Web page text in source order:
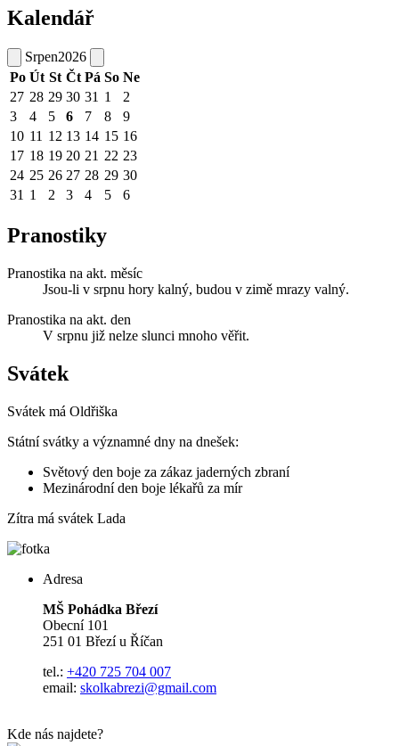
Kalendář
Srpen2026
Po Út St Čt Pá So Ne
27 28 29 30 31 1
2
3
4 5 6 7 8
9
10 11 12 13 14 15 16
17 18 19 20 21 22 23
24 25 26 27 28 29 30
31 1 2 3 4 5 6
Pranostiky
Pranostika na akt. měsíc
Jsou-li v srpnu hory kalný, budou v zimě mrazy valný.
Pranostika na akt. den
V srpnu již nelze slunci mnoho věřit.
Svátek
Svátek má Oldřiška
Státní svátky a významné dny na dnešek:
Světový den boje za zákaz jaderných zbraní
Mezinárodní den boje lékařů za mír
Zítra má svátek Lada
Adresa
MŠ Pohádka Březí
Obecní 101
251 01 Březí u Říčan
tel.: +420 725 704 007
email: skolkabrezi@gmail.com
Kde nás najdete?